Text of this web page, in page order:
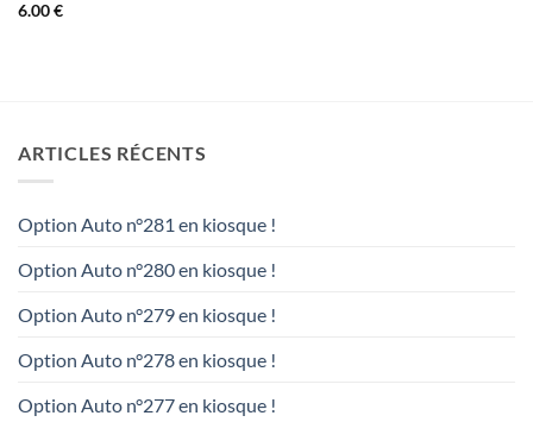
6.00€
ARTICLES RÉCENTS
Option Auto n°281 en kiosque !
Option Auto n°280 en kiosque !
Option Auto n°279 en kiosque !
Option Auto n°278 en kiosque !
Option Auto n°277 en kiosque !